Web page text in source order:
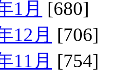
1月 [680]
12月 [706]
11月 [754]